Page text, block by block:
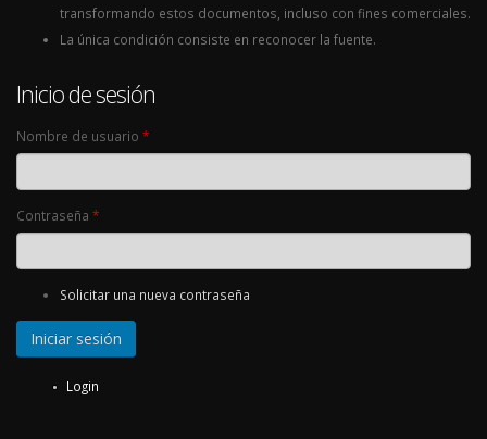
transformando estos documentos, incluso con fines comerciales.
La única condición consiste en reconocer la fuente.
Inicio de sesión
Nombre de usuario *
Contraseña *
Solicitar una nueva contraseña
Login